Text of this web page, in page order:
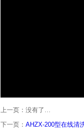
上一页：没有了…
下一页： AHZX-200型在线清